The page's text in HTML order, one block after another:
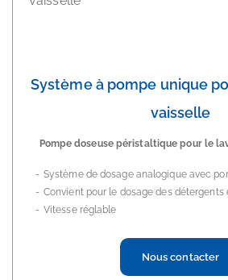
Système à pompe unique
vaisselle
Pompe doseuse péristaltique pour le
Système de dosage analogique avec
Convient pour le dosage des
Vitesse réglable
Nous contacter